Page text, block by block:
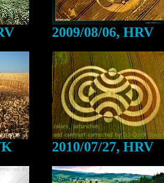
2009/08/06, HRV
2010/07/27, HRV